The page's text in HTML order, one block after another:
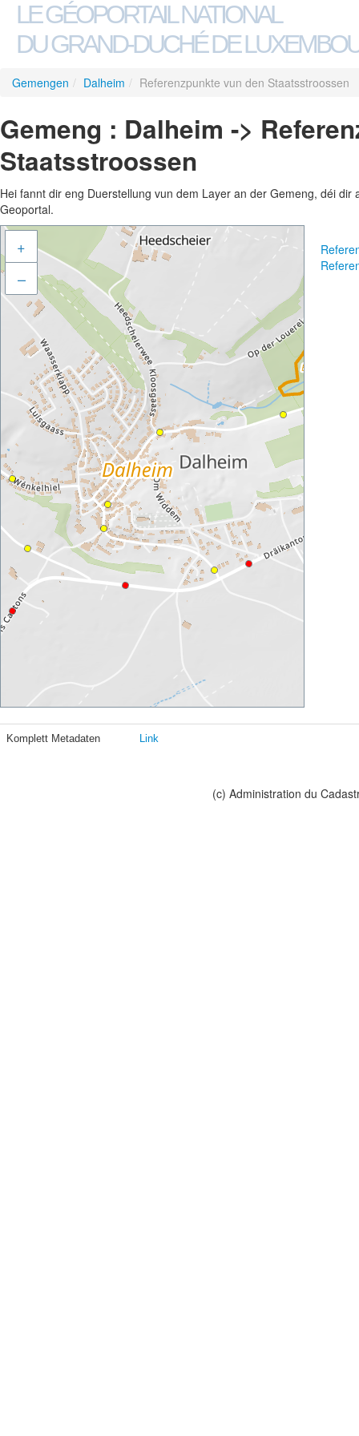
LE GÉOPORTAIL NATIONAL
DU GRAND-DUCHÉ DE
Gemengen / Dalheim / Referenzpunkte vun den Staatsstroossen
Gemeng : Dalheim ->
Staatsstroossen
Hei fannt dir eng Duerstellung vun dem Layer an der Gemeng, déi
Geoportal.
+
–
Komplett Metadaten Link
(c) Administration du